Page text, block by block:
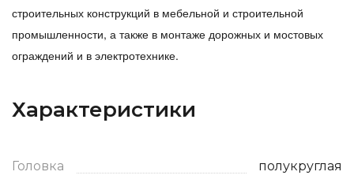
строительных конструкций в мебельной и строительной
промышленности, а также в монтаже дорожных и мостовых
ограждений и в электротехнике.
Характеристики
Головка полукруглая